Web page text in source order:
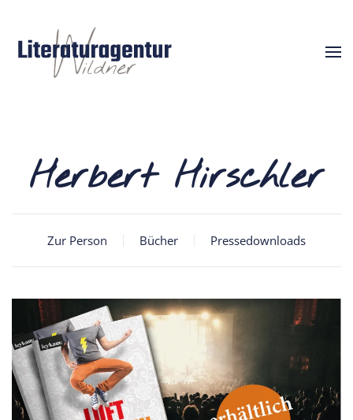
Herbert Hirschler
Zur Person Bücher Pressedownloads